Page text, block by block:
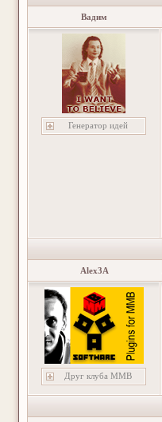
Вадим
Генератор идей
Alex3A
Друг клуба ММВ